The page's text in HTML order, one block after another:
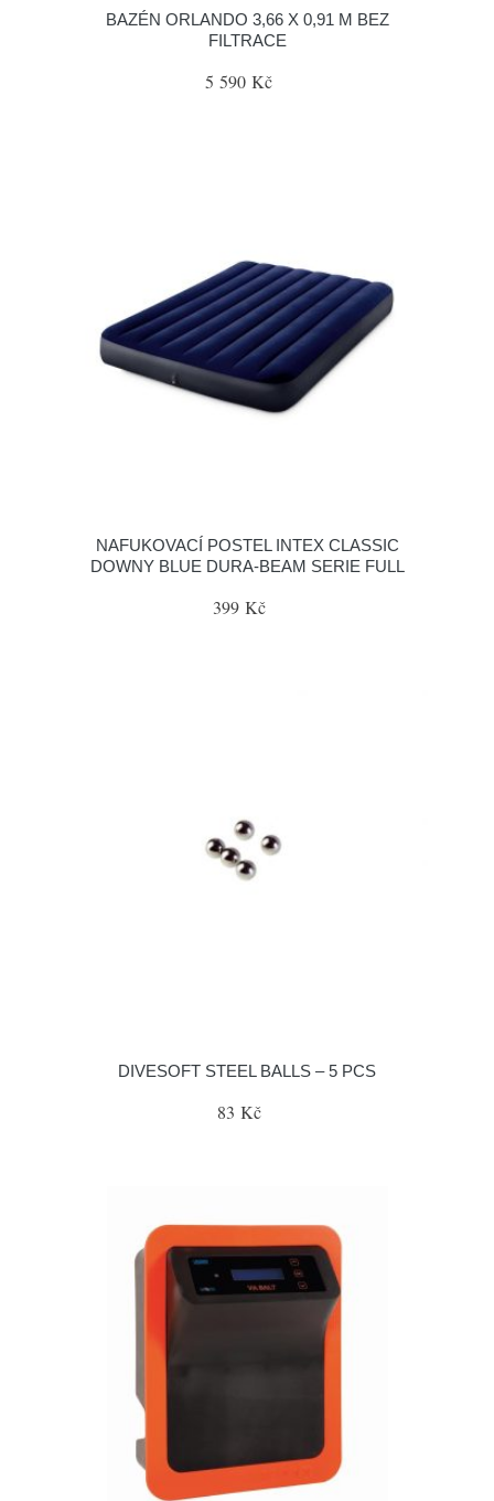
BAZÉN ORLANDO 3,66 X 0,91 M BEZ
FILTRACE
5 590 Kč
NAFUKOVACÍ POSTEL INTEX CLASSIC
DOWNY BLUE DURA-BEAM SERIE FULL
399 Kč
DIVESOFT STEEL BALLS – 5 PCS
83 Kč